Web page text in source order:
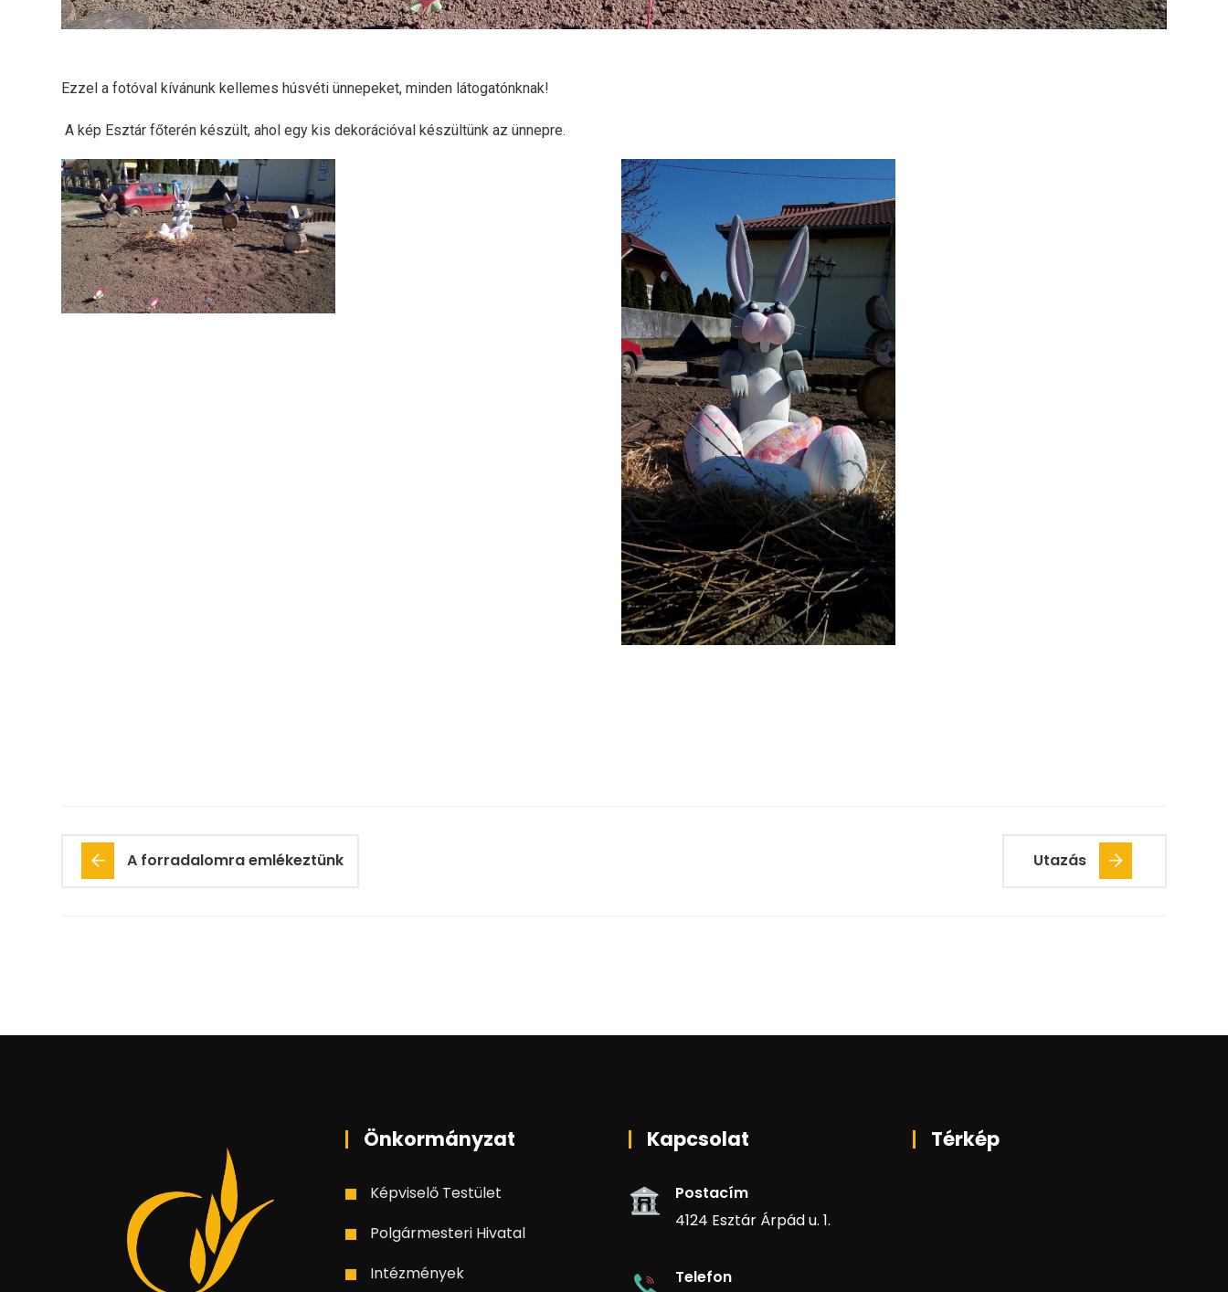
Ezzel a fotóval kívánunk kellemes húsvéti ünnepeket, minden látogatónknak!
A kép Esztár főterén készült, ahol egy kis dekorációval készültünk az ünnepre.
A forradalomra emlékeztünk Utazás
Önkormányzat
Képviselő Testület
Polgármesteri Hivatal
Intézmények
Kapcsolat
Postacím
4124 Esztár Árpád u. 1.
Telefon
Térkép